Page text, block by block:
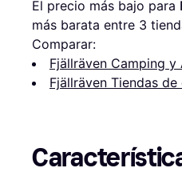
El precio más bajo para
más barata entre 3
Comparar:
Fjällräven Camping y
Fjällräven Tiendas de